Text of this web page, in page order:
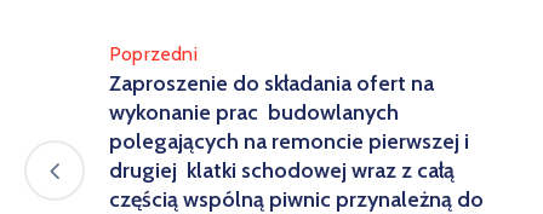
Poprzedni
Zaproszenie do składania ofert na
wykonanie prac budowlanych
polegających na remoncie pierwszej i
drugiej klatki schodowej wraz z całą
częścią wspólną piwnic przynależną do